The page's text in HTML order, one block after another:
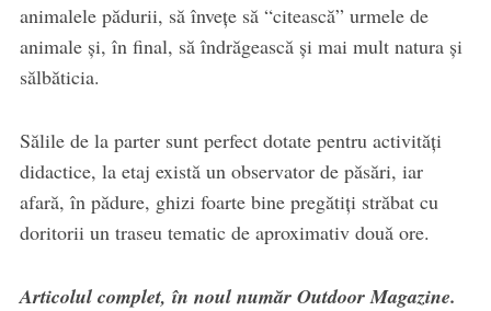
animalele pădurii, să învețe să “citească” urmele de
animale și, în final, să îndrăgească și mai mult natura și
sălbăticia.
Sălile de la parter sunt perfect dotate pentru activități
didactice, la etaj există un observator de păsări, iar
afară, în pădure, ghizi foarte bine pregătiți străbat cu
doritorii un traseu tematic de aproximativ două ore.
Articolul complet, în noul număr Outdoor Magazine.